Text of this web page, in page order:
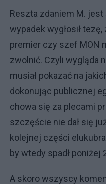
Reszta zdaniem M.
wypadek wygłosił
premier czy szef MON
zwolnić. Czyli wygląda
musiał pokazać na
dokonując publicznej
chowa się za plecami
szczęście nie dał się
kolejnej części
by wtedy spadł poniżej
A skoro wszyscy